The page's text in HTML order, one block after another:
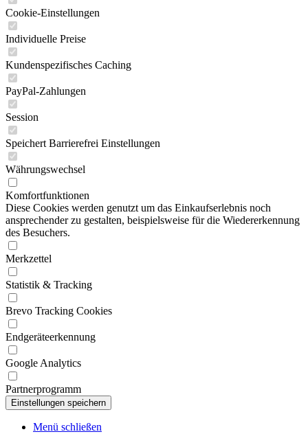
Cookie-Einstellungen
Individuelle Preise
Kundenspezifisches Caching
PayPal-Zahlungen
Session
Speichert Barrierefrei Einstellungen
Währungswechsel
Komfortfunktionen
Diese Cookies werden genutzt um das Einkaufserlebnis noch
ansprechender zu gestalten, beispielsweise für die Wiedererkennung
des Besuchers.
Merkzettel
Statistik & Tracking
Brevo Tracking Cookies
Endgeräteerkennung
Google Analytics
Partnerprogramm
Menü schließen